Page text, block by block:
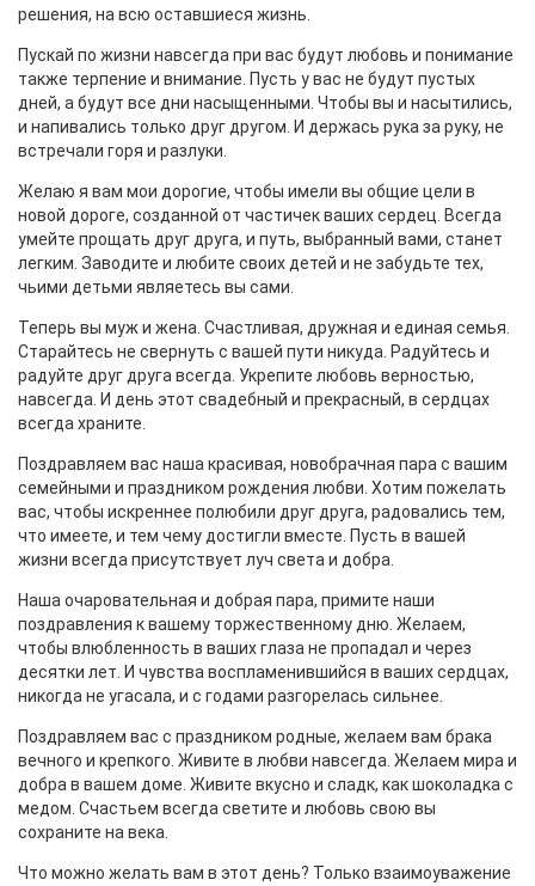
решения, на всю оставшиеся жизнь.
Пускай по жизни навсегда при вас будут любовь и понимание
также терпение и внимание. Пусть у вас не будут пустых
дней, а будут все дни насыщенными. Чтобы вы и насытились,
и напивались только друг другом. И держась рука за руку, не
встречали горя и разлуки.
Желаю я вам мои дорогие, чтобы имели вы общие цели в
новой дороге, созданной от частичек ваших сердец. Всегда
умейте прощать друг друга, и путь, выбранный вами, станет
легким. Заводите и любите своих детей и не забудьте тех,
чьими детьми являетесь вы сами.
Теперь вы муж и жена. Счастливая, дружная и единая семья.
Старайтесь не свернуть с вашей пути никуда. Радуйтесь и
радуйте друг друга всегда. Укрепите любовь верностью,
навсегда. И день этот свадебный и прекрасный, в сердцах
всегда храните.
Поздравляем вас наша красивая, новобрачная пара с вашим
семейными и праздником рождения любви. Хотим пожелать
вас, чтобы искреннее полюбили друг друга, радовались тем,
что имеете, и тем чему достигли вместе. Пусть в вашей
жизни всегда присутствует луч света и добра.
Наша очаровательная и добрая пара, примите наши
поздравления к вашему торжественному дню. Желаем,
чтобы влюбленность в ваших глаза не пропадал и через
десятки лет. И чувства воспламенившийся в ваших сердцах,
никогда не угасала, и с годами разгорелась сильнее.
Поздравляем вас с праздником родные, желаем вам брака
вечного и крепкого. Живите в любви навсегда. Желаем мира и
добра в вашем доме. Живите вкусно и сладк, как шоколадка с
медом. Счастьем всегда светите и любовь свою вы
сохраните на века.
Что можно желать вам в этот день? Только взаимоуважение